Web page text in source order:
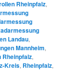
Rheinpfalz,
Landau,
Mannheim,
Rheinpfalz,
Kreis, Rheinpfalz,